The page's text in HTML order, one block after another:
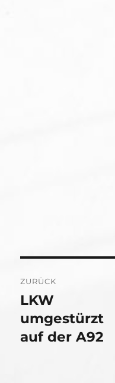
ZURÜCK
Vorheriger
Beitrag:
LKW
umgestürzt
auf der A92